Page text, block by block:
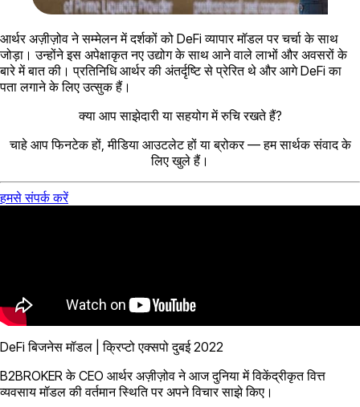
आर्थर अज़ीज़ोव ने सम्मेलन में दर्शकों को DeFi व्यापार मॉडल पर चर्चा के साथ
जोड़ा। उन्होंने इस अपेक्षाकृत नए उद्योग के साथ आने वाले लाभों और अवसरों के
बारे में बात की। प्रतिनिधि आर्थर की अंतर्दृष्टि से प्रेरित थे और आगे DeFi का
पता लगाने के लिए उत्सुक हैं।
क्या आप साझेदारी या सहयोग में रुचि रखते हैं?
चाहे आप फिनटेक हों, मीडिया आउटलेट हों या ब्रोकर — हम सार्थक संवाद के
लिए खुले हैं।
हमसे संपर्क करें
DeFi बिजनेस मॉडल | क्रिप्टो एक्सपो दुबई 2022
B2BROKER के CEO आर्थर अज़ीज़ोव ने आज दुनिया में विकेंद्रीकृत वित्त
व्यवसाय मॉडल की वर्तमान स्थिति पर अपने विचार साझे किए।